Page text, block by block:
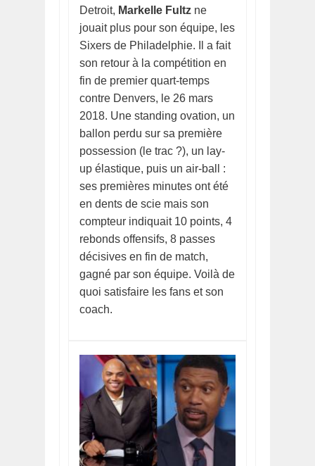
Detroit, Markelle Fultz ne
jouait plus pour son équipe, les
Sixers de Philadelphie. Il a fait
son retour à la compétition en
fin de premier quart-temps
contre Denvers, le 26 mars
2018. Une standing ovation, un
ballon perdu sur sa première
possession (le trac ?), un lay-
up élastique, puis un air-ball :
ses premières minutes ont été
en dents de scie mais son
compteur indiquait 10 points, 4
rebonds offensifs, 8 passes
décisives en fin de match,
gagné par son équipe. Voilà de
quoi satisfaire les fans et son
coach.